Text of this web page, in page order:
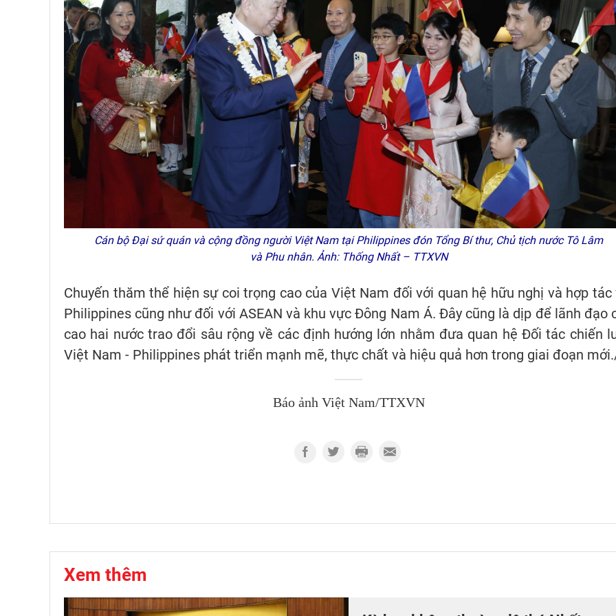
Cán bộ Đại sứ quán và cộng đồng người Việt Nam tại Philippines đón Tổng Bí thư, Chủ tịch nước Tô Lâm
và Phu nhân. Ảnh: Thống Nhất – TTXVN
Chuyến thăm thể hiện sự coi trọng cao của Việt Nam đối với quan hệ hữu nghị và hợp tác
Philippines cũng như đối với ASEAN và khu vực Đông Nam Á. Đây cũng là dịp để lãnh đạo
cao hai nước trao đổi sâu rộng về các định hướng lớn nhằm đưa quan hệ Đối tác chiến
Việt Nam - Philippines phát triển mạnh mẽ, thực chất và hiệu quả hơn trong giai đoạn
Báo ảnh Việt Nam/TTXVN
Xem thêm